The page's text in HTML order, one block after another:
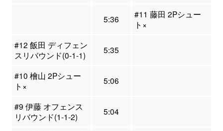
5:36
#11 藤田 2Pシュー
ト×
#12 飯田 ディフェン
スリバウンド(0-1-1)
5:35
#10 檜山 2Pシュー
ト×
5:06
#9 伊藤 オフェンス
リバウンド(1-1-2)
5:04